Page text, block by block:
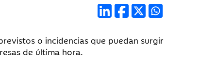
o incidencias que puedan surgir
de última hora.